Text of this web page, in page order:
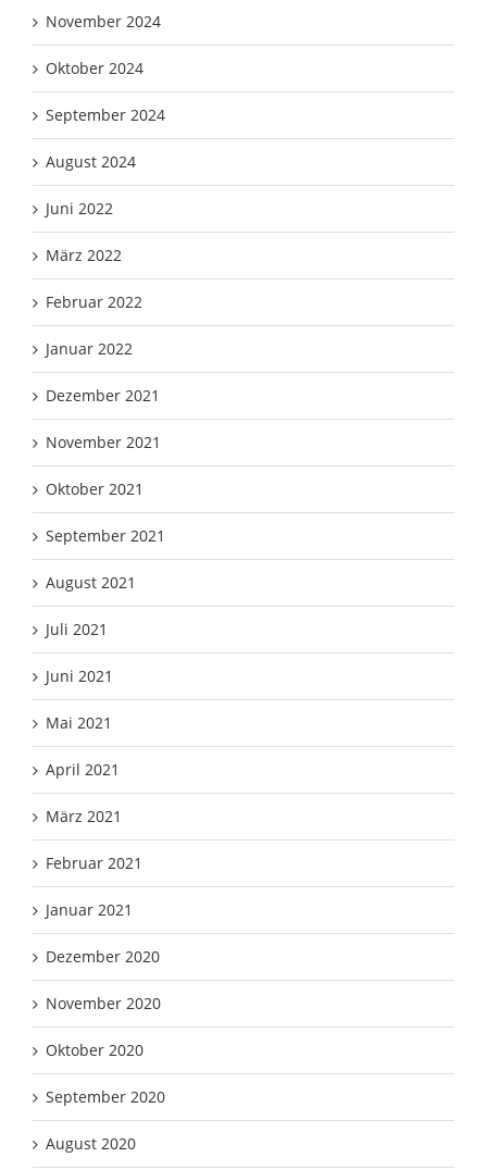
November 2024
Oktober 2024
September 2024
August 2024
Juni 2022
März 2022
Februar 2022
Januar 2022
Dezember 2021
November 2021
Oktober 2021
September 2021
August 2021
Juli 2021
Juni 2021
Mai 2021
April 2021
März 2021
Februar 2021
Januar 2021
Dezember 2020
November 2020
Oktober 2020
September 2020
August 2020